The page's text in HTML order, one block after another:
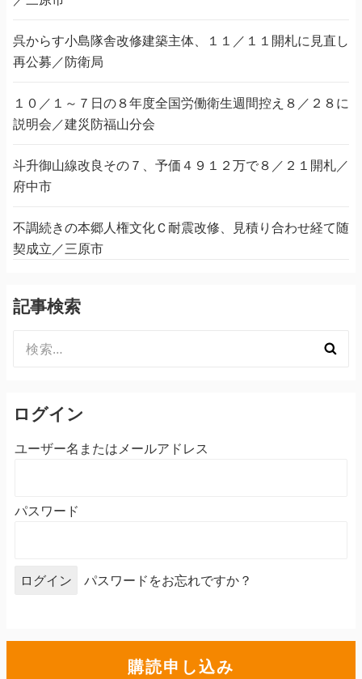
呉からす小島隊舎改修建築主体、１１／１１開札に見直し
再公募／防衛局
１０／１～７日の８年度全国労働衛生週間控え８／２８に
説明会／建災防福山分会
斗升御山線改良その７、予価４９１２万で８／２１開札／
府中市
不調続きの本郷人権文化Ｃ耐震改修、見積り合わせ経て随
契成立／三原市
記事検索
索:
ログイン
ユーザー名またはメールアドレス
パスワード
パスワードをお忘れですか？
購読申し込み